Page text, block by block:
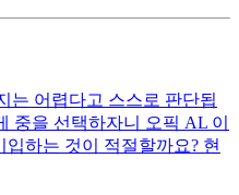
는 어렵다고 스스로 판단됩
중을 선택하자니 오픽 AL 이
하는 것이 적절할까요? 현